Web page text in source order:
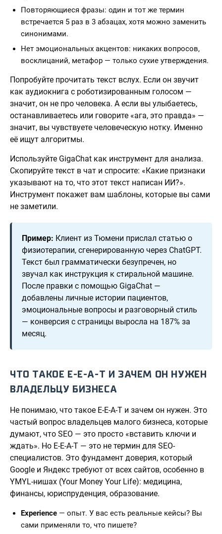
Повторяющиеся фразы: один и тот же термин
встречается 5 раз в 3 абзацах, хотя можно заменить
синонимами.
Нет эмоциональных акцентов: никаких вопросов,
восклицаний, метафор — только сухие утверждения.
Попробуйте прочитать текст вслух. Если он звучит
как аудиокнига с роботизированным голосом —
значит, он не про человека. А если вы улыбаетесь,
останавливаетесь или говорите «ага, это правда» —
значит, вы чувствуете человеческую нотку. Именно
её ищут алгоритмы.
Используйте GigaChat как инструмент для анализа.
Скопируйте текст в чат и спросите: «Какие признаки
указывают на то, что этот текст написан ИИ?».
Инструмент покажет вам шаблоны, которые вы сами
не заметили.
Пример: Клиент из Тюмени прислал статью о
физиотерапии, сгенерированную через ChatGPT.
Текст был грамматически безупречен, но
звучал как инструкция к стиральной машине.
После правки с помощью GigaChat —
добавлены личные истории пациентов,
эмоциональные вопросы и разговорный стиль
— конверсия с страницы выросла на 187% за
месяц.
ЧТО ТАКОЕ E-E-A-T И ЗАЧЕМ ОН НУЖЕН
ВЛАДЕЛЬЦУ БИЗНЕСА
Не понимаю, что такое E-E-A-T и зачем он нужен. Это
частый вопрос владельцев малого бизнеса, которые
думают, что SEO — это просто «вставить ключи и
ждать». Но E-E-A-T — это не термин для SEO-
специалистов. Это фундамент доверия, который
Google и Яндекс требуют от всех сайтов, особенно в
YMYL-нишах (Your Money Your Life): медицина,
финансы, юриспруденция, образование.
Experience — опыт. У вас есть реальные кейсы? Вы
сами применяли то, что пишете?